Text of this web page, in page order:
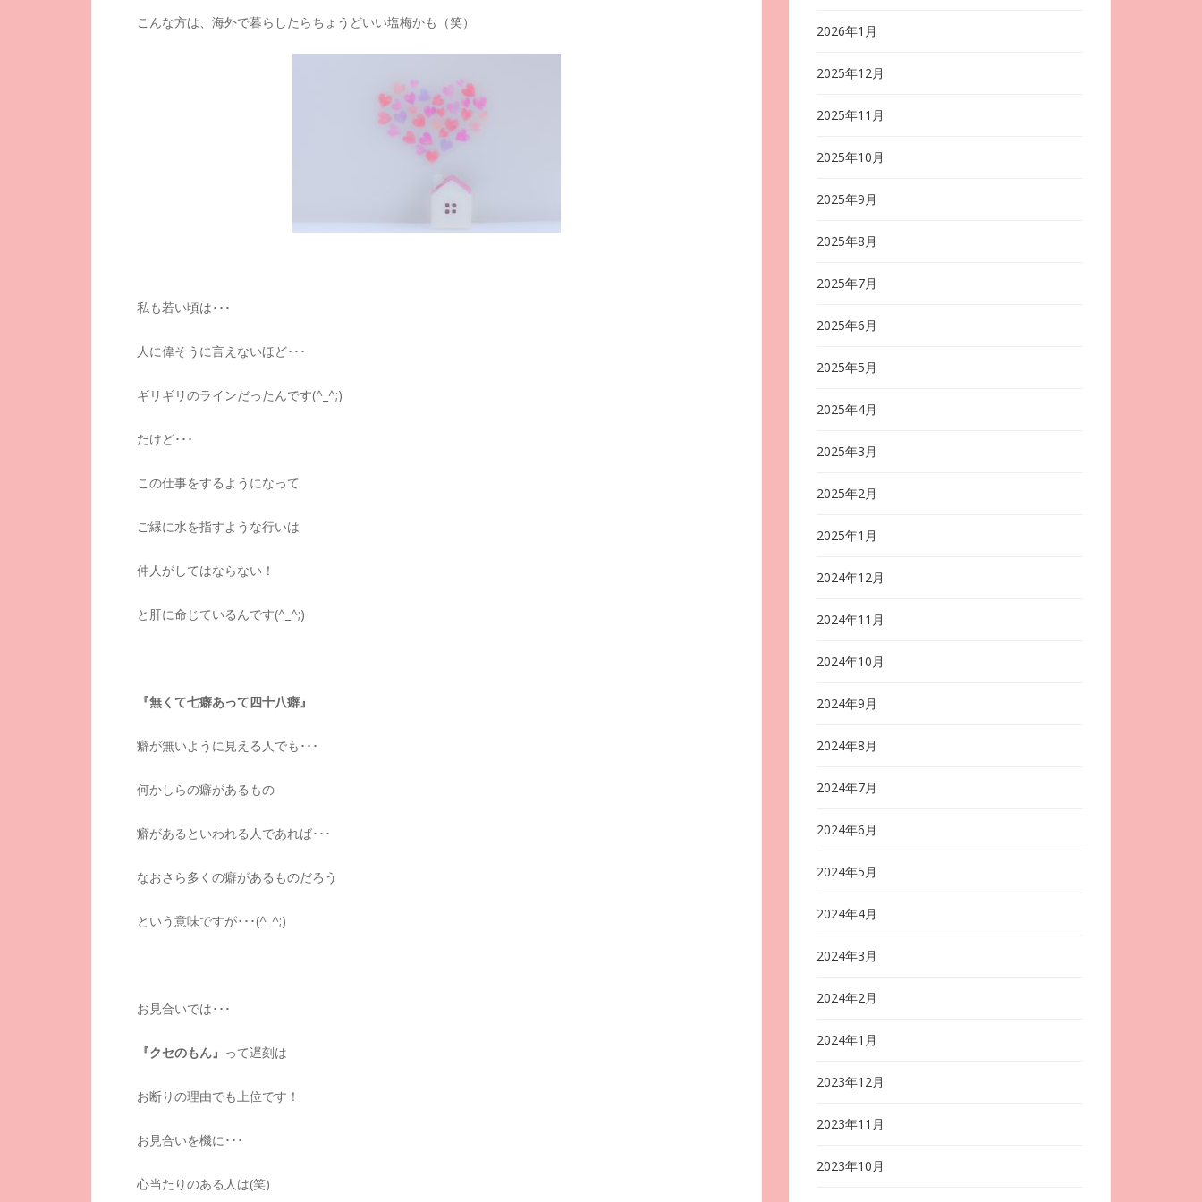
こんな方は、海外で暮らしたらちょうどいい塩梅かも（笑）
私も若い頃は･･･
人に偉そうに言えないほど･･･
ギリギリのラインだったんです(^_^;)
だけど･･･
この仕事をするようになって
ご縁に水を指すような行いは
仲人がしてはならない！
と肝に命じているんです(^_^;)
『無くて七癖あって四十八癖』
癖が無いように見える人でも･･･
何かしらの癖があるもの
癖があるといわれる人であれば･･･
なおさら多くの癖があるものだろう
という意味ですが･･･(^_^;)
お見合いでは･･･
『クセのもん』 って遅刻は
お断りの理由でも上位です！
お見合いを機に･･･
心当たりのある人は(笑)
2026年1月
2025年12月
2025年11月
2025年10月
2025年9月
2025年8月
2025年7月
2025年6月
2025年5月
2025年4月
2025年3月
2025年2月
2025年1月
2024年12月
2024年11月
2024年10月
2024年9月
2024年8月
2024年7月
2024年6月
2024年5月
2024年4月
2024年3月
2024年2月
2024年1月
2023年12月
2023年11月
2023年10月